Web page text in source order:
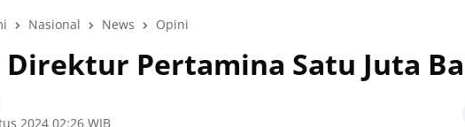
Nasional News Opini
Pertamina Satu Juta
2024 02:26 WIB